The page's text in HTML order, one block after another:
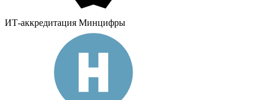
ИТ-аккредитация Минцифры